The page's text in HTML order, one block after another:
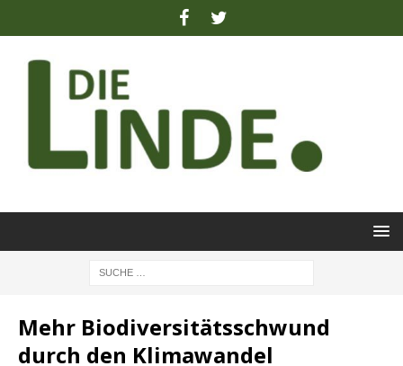
Mehr Biodiversitätsschwund
durch den Klimawandel